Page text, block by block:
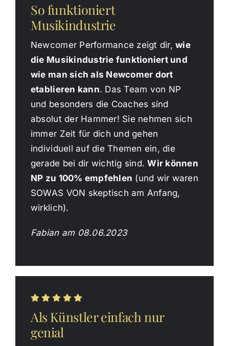
So funktioniert
Musikindustrie
Newcomer Performance zeigt dir,wie
die Musikindustrie funktioniert und
wie man sich als Newcomer dort
etablieren kann. Das Team von NP
und besonders die Coaches sind
absolut der Hammer! Sie nehmen sich
immer Zeit für dich und gehen
individuell auf die Themen ein, die
gerade bei dir wichtig sind.Wir können
NP zu 100% empfehlen (und wir waren
SOWAS VON skeptisch am Anfang,
wirklich).
Fabian am 08.06.2023
Als Künstler einfach nur
genial